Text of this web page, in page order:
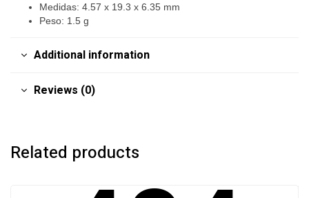
Medidas: 4.57 x 19.3 x 6.35 mm
Peso: 1.5 g
Additional information
Reviews (0)
Related products